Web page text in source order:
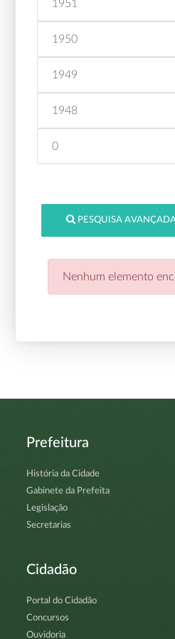
1951
1950
1949
1948
0
PESQUISA
Nenhum elemento
Prefeitura
História da Cidade
Gabinete da Prefeita
Legislação
Secretarias
Cidadão
Portal do Cidadão
Concursos
Ouvidoria